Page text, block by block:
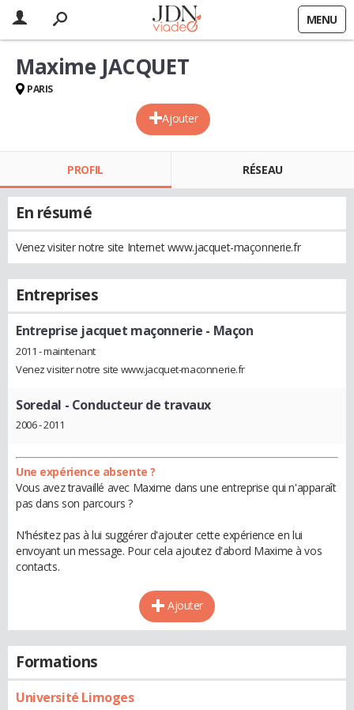
MENU
Ajouter
Maxime JACQUET
PARIS
PROFIL RÉSEAU
En résumé
Venez visiter notre site Internet www.jacquet-maçonnerie.fr
Entreprises
Entreprise jacquet maçonnerie - Maçon
2011 - maintenant
Venez visiter notre site www.jacquet-maconnerie.fr
Soredal - Conducteur de travaux
2006 - 2011
Une expérience absente ?
Vous avez travaillé avec Maxime dans une entreprise qui n'apparaît
pas dans son parcours ?
N'hésitez pas à lui suggérer d'ajouter cette expérience en lui
envoyant un message. Pour cela ajoutez d'abord Maxime à vos
contacts.
Ajouter
Formations
Université Limoges